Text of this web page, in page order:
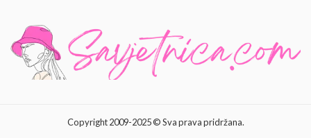
Copyright 2009-2025 © Sva prava pridržana.